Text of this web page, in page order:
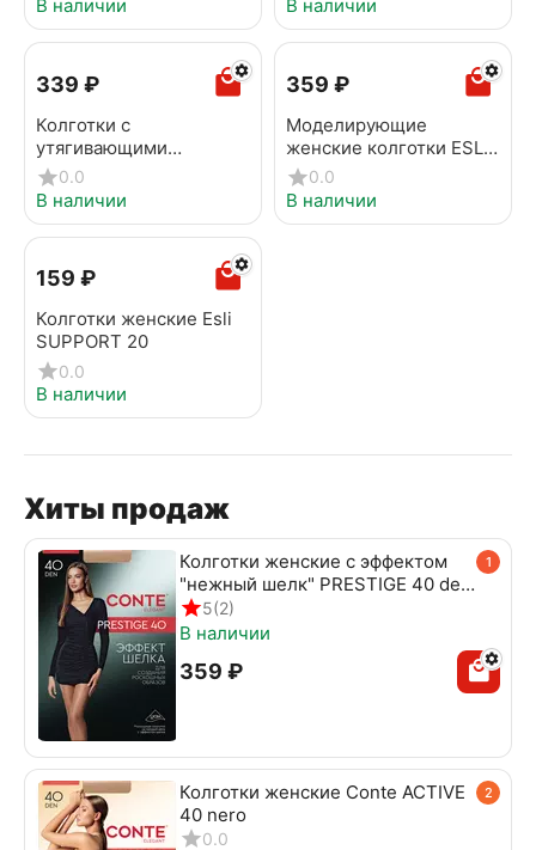
В наличии В наличии
‍339‍ ₽
Колготки с
утягивающими
шортиками ESLI SLIM 20
melone
0.0
В наличии
‍359‍ ₽
Моделирующие
женские колготки ESLI
SLIM 40 melone
0.0
В наличии
‍159‍ ₽
Колготки женские Esli
SUPPORT 20
0.0
В наличии
Хиты продаж
1
Колготки женские с эффектом
"нежный шелк" PRESTIGE 40 den
beige
5(2)
В наличии
‍359‍ ₽
2
Колготки женские Conte ACTIVE
40 nero
0.0